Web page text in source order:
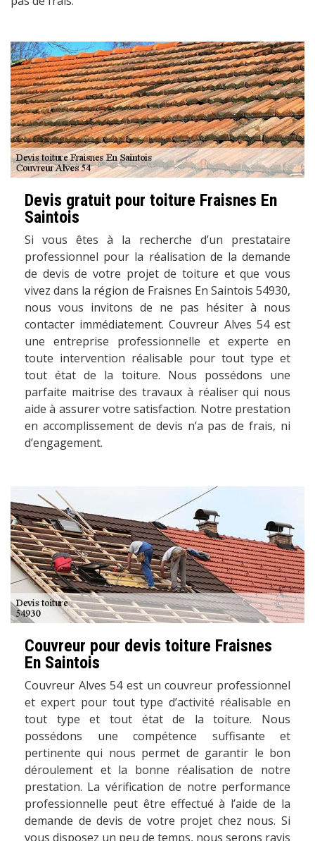
Devis gratuit pour toiture Fraisnes En
Saintois
Si vous êtes à la recherche d’un prestataire
professionnel pour la réalisation de la demande
de devis de votre projet de toiture et que vous
vivez dans la région de Fraisnes En Saintois 54930,
nous vous invitons de ne pas hésiter à nous
contacter immédiatement. Couvreur Alves 54 est
une entreprise professionnelle et experte en
toute intervention réalisable pour tout type et
tout état de la toiture. Nous possédons une
parfaite maitrise des travaux à réaliser qui nous
aide à assurer votre satisfaction. Notre prestation
en accomplissement de devis n’a pas de frais, ni
d’engagement.
Couvreur pour devis toiture Fraisnes
En Saintois
Couvreur Alves 54 est un couvreur professionnel
et expert pour tout type d’activité réalisable en
tout type et tout état de la toiture. Nous
possédons une compétence suffisante et
pertinente qui nous permet de garantir le bon
déroulement et la bonne réalisation de notre
prestation. La vérification de notre performance
professionnelle peut être effectué à l’aide de la
demande de devis de votre projet chez nous. Si
vous disposez un peu de temps, nous serons ravis